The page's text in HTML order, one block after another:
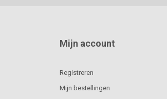
Mijn account
Registreren
Mijn bestellingen